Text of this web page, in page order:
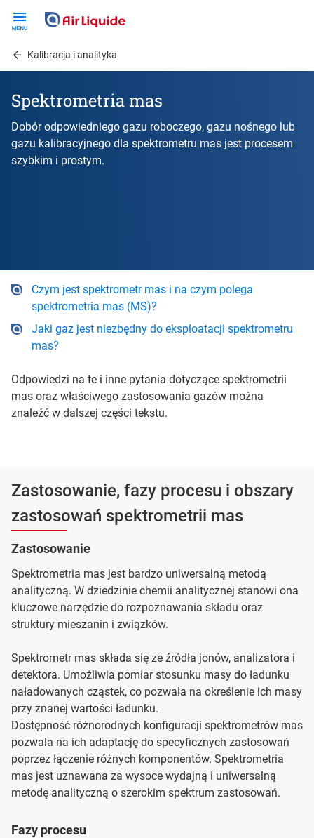
contentKalibracja i analityka
Spektrometria mas
Dobór odpowiedniego gazu roboczego, gazu nośnego lub
gazu kalibracyjnego dla spektrometru mas jest procesem
szybkim i prostym.
Czym jest spektrometr mas i na czym polega
spektrometria mas (MS)?
Jaki gaz jest niezbędny do eksploatacji spektrometru
mas?
Odpowiedzi na te i inne pytania dotyczące spektrometrii
mas oraz właściwego zastosowania gazów można
znaleźć w dalszej części tekstu.
Zastosowanie, fazy procesu i obszary
zastosowań spektrometrii mas
Zastosowanie
Spektrometria mas jest bardzo uniwersalną metodą
analityczną. W dziedzinie chemii analitycznej stanowi ona
kluczowe narzędzie do rozpoznawania składu oraz
struktury mieszanin i związków.
Spektrometr mas składa się ze źródła jonów, analizatora i
detektora. Umożliwia pomiar stosunku masy do ładunku
naładowanych cząstek, co pozwala na określenie ich masy
przy znanej wartości ładunku.
Dostępność różnorodnych konfiguracji spektrometrów mas
pozwala na ich adaptację do specyficznych zastosowań
poprzez łączenie różnych komponentów. Spektrometria
mas jest uznawana za wysoce wydajną i uniwersalną
metodę analityczną o szerokim spektrum zastosowań.
Fazy procesu